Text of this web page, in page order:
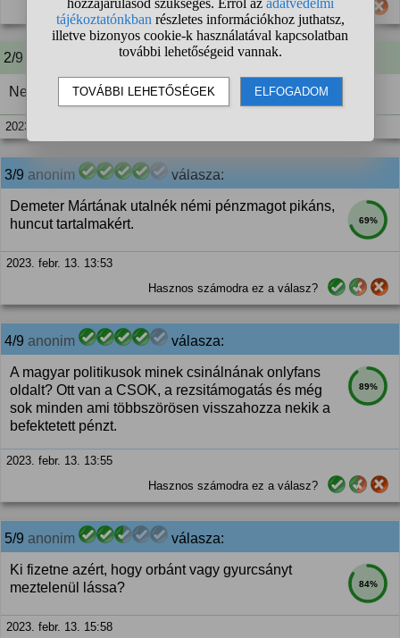
Hasznos számodra ez a válasz?
2/9 A kérdező kommentje:
Nem a pénz lenne a lényeg, hanem a népszerűség.
2023. febr. 13. 13:51
3/9 anonim válasza:
69%
Demeter Mártának utalnék némi pénzmagot pikáns,
huncut tartalmakért.
2023. febr. 13. 13:53
Hasznos számodra ez a válasz?
4/9 anonim válasza:
89%
A magyar politikusok minek csinálnának onlyfans
oldalt? Ott van a CSOK, a rezsitámogatás és még
sok minden ami többszörösen visszahozza nekik a
befektetett pénzt.
2023. febr. 13. 13:55
Hasznos számodra ez a válasz?
5/9 anonim válasza:
84%
Ki fizetne azért, hogy orbánt vagy gyurcsányt
meztelenül lássa?
2023. febr. 13. 15:58